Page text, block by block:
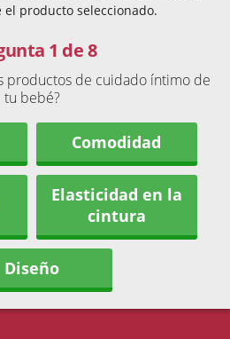
producto seleccionado.
1 de 8
productos de cuidado íntimo de
tu bebé?
Comodidad
Elasticidad en la
cintura
Diseño